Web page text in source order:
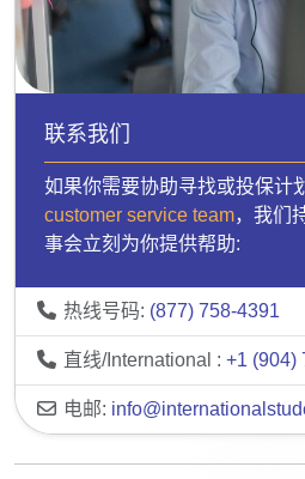
联系我们
如果你需要协助寻找或投保计
customer service team，我们
事会立刻为你提供帮助:
热线号码: (877) 758-4391
直线/International : +1 (904)
电邮: